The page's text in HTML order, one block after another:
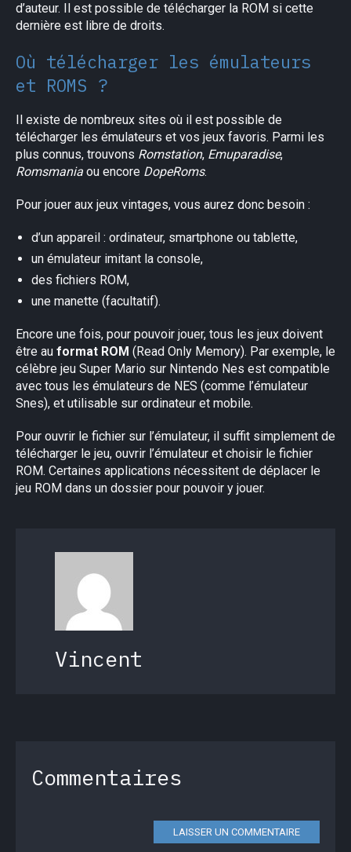
d’auteur. Il est possible de télécharger la ROM si cette
dernière est libre de droits.
Où télécharger les émulateurs
et ROMS ?
Il existe de nombreux sites où il est possible de
télécharger les émulateurs et vos jeux favoris. Parmi les
plus connus, trouvons Romstation, Emuparadise,
Romsmania ou encore DopeRoms.
Pour jouer aux jeux vintages, vous aurez donc besoin :
d’un appareil : ordinateur, smartphone ou tablette,
un émulateur imitant la console,
des fichiers ROM,
une manette (facultatif).
Encore une fois, pour pouvoir jouer, tous les jeux doivent
être au format ROM (Read Only Memory). Par exemple, le
célèbre jeu Super Mario sur Nintendo Nes est compatible
avec tous les émulateurs de NES (comme l’émulateur
Snes), et utilisable sur ordinateur et mobile.
Pour ouvrir le fichier sur l’émulateur, il suffit simplement de
télécharger le jeu, ouvrir l’émulateur et choisir le fichier
ROM. Certaines applications nécessitent de déplacer le
jeu ROM dans un dossier pour pouvoir y jouer.
Vincent
Commentaires
LAISSER UN COMMENTAIRE